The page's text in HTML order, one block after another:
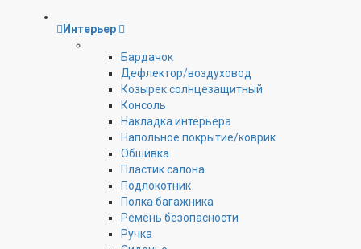
Интерьер
Бардачок
Дефлектор/воздуховод
Козырек солнцезащитный
Консоль
Накладка интерьера
Напольное покрытие/коврик
Обшивка
Пластик салона
Подлокотник
Полка багажника
Ремень безопасности
Ручка